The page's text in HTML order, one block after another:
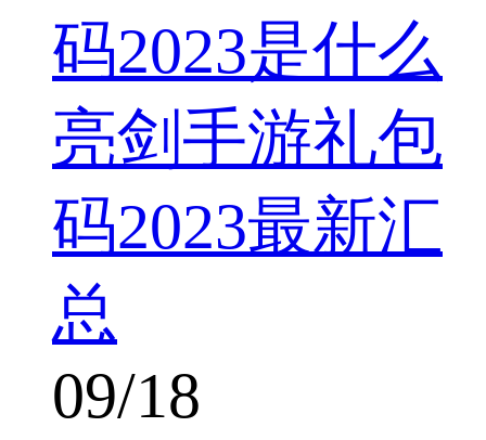
码2023是什么
亮剑手游礼包
码2023最新汇
总
09/18